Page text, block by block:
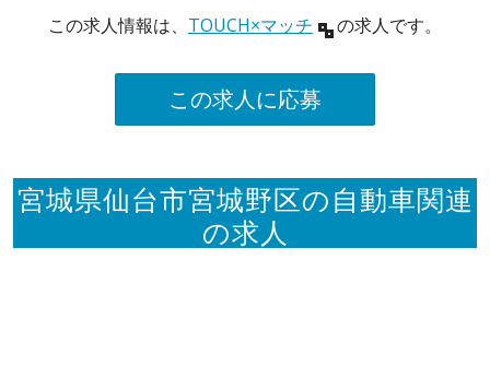
この求人情報は、 TOUCH×マッチ の求人です。
この求人に応募
宮城県仙台市宮城野区の自動車関連
の求人